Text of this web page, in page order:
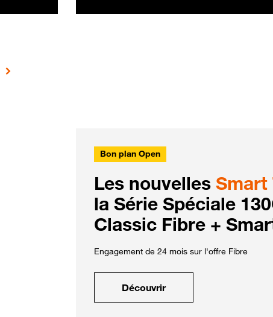
Bon plan Open
Les nouvelles Smart
la Série Spéciale
Classic Fibre +
Engagement de 24 mois sur l'offre Fibre
Découvrir